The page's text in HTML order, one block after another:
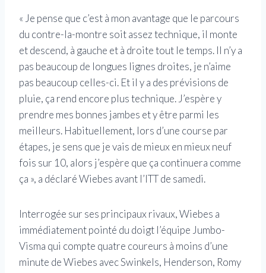
« Je pense que c’est à mon avantage que le parcours
du contre-la-montre soit assez technique, il monte
et descend, à gauche et à droite tout le temps. Il n’y a
pas beaucoup de longues lignes droites, je n’aime
pas beaucoup celles-ci. Et il y a des prévisions de
pluie, ça rend encore plus technique. J’espère y
prendre mes bonnes jambes et y être parmi les
meilleurs. Habituellement, lors d’une course par
étapes, je sens que je vais de mieux en mieux neuf
fois sur 10, alors j’espère que ça continuera comme
ça », a déclaré Wiebes avant l’ITT de samedi.
Interrogée sur ses principaux rivaux, Wiebes a
immédiatement pointé du doigt l’équipe Jumbo-
Visma qui compte quatre coureurs à moins d’une
minute de Wiebes avec Swinkels, Henderson, Romy